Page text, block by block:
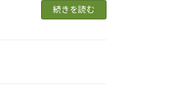
続きを読む